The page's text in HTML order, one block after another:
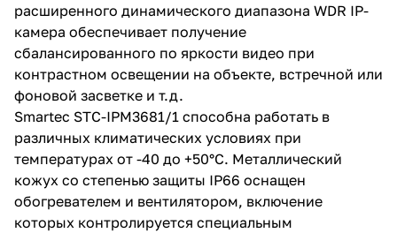
расширенного динамического диапазона WDR IP-
камера обеспечивает получение
сбалансированного по яркости видео при
контрастном освещении на объекте, встречной или
фоновой засветке и т.д.
Smartec STC-IPM3681/1 способна работать в
различных климатических условиях при
температурах от -40 до +50°С. Металлический
кожух со степенью защиты IP66 оснащен
обогревателем и вентилятором, включение
которых контролируется специальным